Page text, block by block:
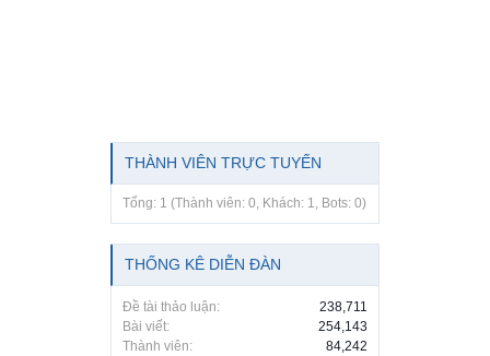
THÀNH VIÊN TRỰC TUYẾN
Tổng: 1 (Thành viên: 0, Khách: 1, Bots: 0)
THỐNG KÊ DIỄN ĐÀN
Đề tài thảo luận:
238,711
Bài viết:
254,143
Thành viên:
84,242